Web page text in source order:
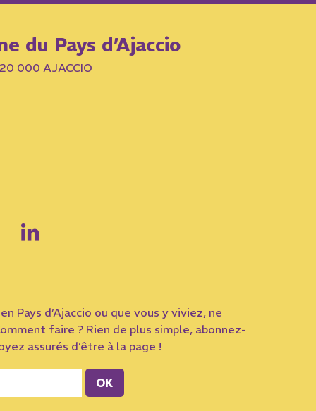
du Pays d’Ajaccio
000 AJACCIO
Pays d’Ajaccio ou que vous y viviez, ne
faire ? Rien de plus simple, abonnez-
assurés d’être à la page !